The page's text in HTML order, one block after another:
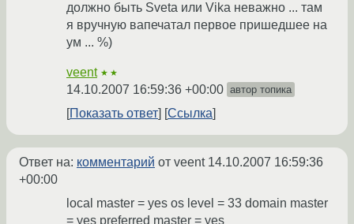
должно быть Sveta или Vika неважно ... там
я вручную вапечатал первое пришедшее на
ум ... %)
veent ★★
14.10.2007 16:59:36 +00:00 автор топика
Показать ответ Ссылка
Ответ на: комментарий от veent 14.10.2007 16:59:36
+00:00
local master = yes os level = 33 domain master
= yes preferred master = yes